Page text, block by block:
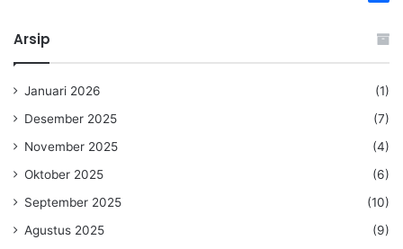
Arsip
Januari 2026
(1)
Desember 2025
(7)
November 2025
(4)
Oktober 2025
(6)
September 2025
(10)
Agustus 2025
(9)